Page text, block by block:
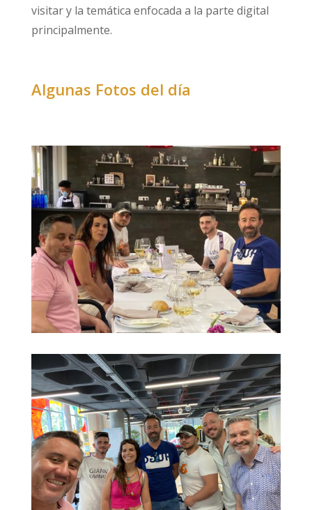
visitar y la temática enfocada a la parte digital
principalmente.
Algunas Fotos del día